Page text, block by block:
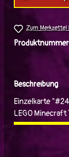
Zum Merkzettel
Beschreibung
Einzelkarte
LEGO Minecraft